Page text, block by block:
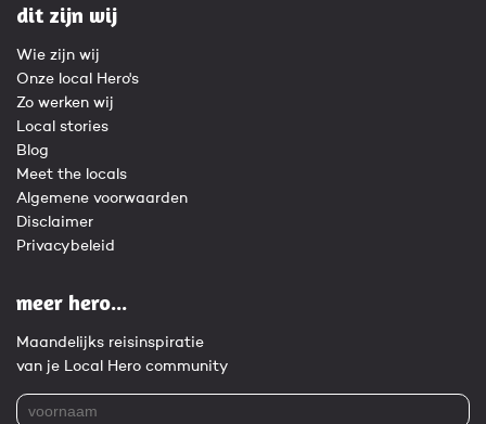
dit zijn wij
Wie zijn wij
Onze local Hero's
Zo werken wij
Local stories
Blog
Meet the locals
Algemene voorwaarden
Disclaimer
Privacybeleid
meer hero...
Maandelijks reisinspiratie
van je Local Hero community